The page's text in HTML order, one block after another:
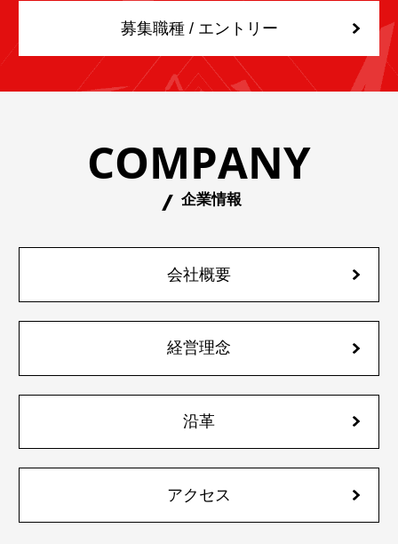
募集職種 / エントリー
COMPANY
企業情報
会社概要
経営理念
沿革
アクセス